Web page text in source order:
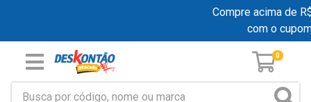
Compre acima de
com o
0